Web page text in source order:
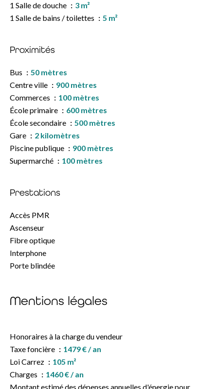
1 Salle de douche
3 m²
1 Salle de bains / toilettes
5 m²
Proximités
Bus
50 mètres
Centre ville
900 mètres
Commerces
100 mètres
École primaire
600 mètres
École secondaire
500 mètres
Gare
2 kilomètres
Piscine publique
900 mètres
Supermarché
100 mètres
Prestations
Accès PMR
Ascenseur
Fibre optique
Interphone
Porte blindée
Mentions légales
Honoraires à la charge du vendeur
Taxe foncière
1479 € / an
Loi Carrez
105 m²
Charges
1460 € / an
Montant estimé des dépenses annuelles d'énergie pour